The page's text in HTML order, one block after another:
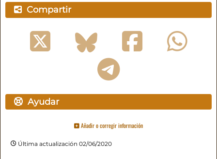
Compartir
Ayudar
Añadir o corregir información
Última actualización 02/06/2020